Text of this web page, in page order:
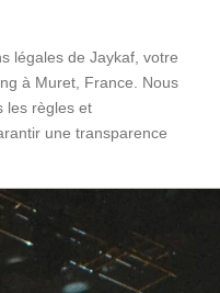
légales de Jaykaf, votre
à Muret, France. Nous
les règles et
une transparence